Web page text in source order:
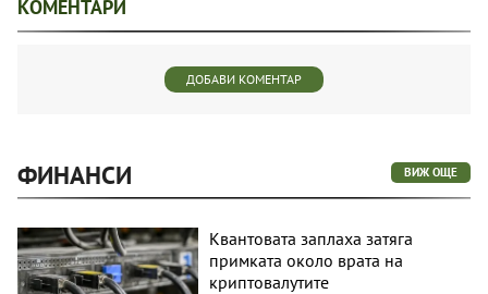
КОМЕНТАРИ
ДОБАВИ КОМЕНТАР
ФИНАНСИ ВИЖ ОЩЕ
Квантовата заплаха затяга
примката около врата на
криптовалутите